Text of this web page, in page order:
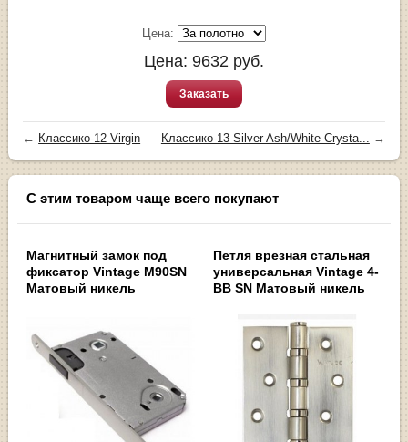
Цена:
Цена: 9632 руб.
Заказать
← Классико-12 Virgin Классико-13 Silver Ash/White Сrysta... →
С этим товаром чаще всего покупают
Магнитный замок под
фиксатор Vintage M90SN
Матовый никель
Петля врезная стальная
универсальная Vintage 4-
BB SN Матовый никель